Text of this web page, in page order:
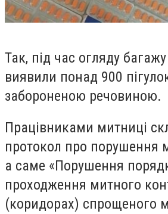
Так, під час огляду
виявили понад 900
забороненою речовиною.
Працівниками митниці
протокол про порушення
а саме «Порушення
проходження митного
(коридорах) спрощеного